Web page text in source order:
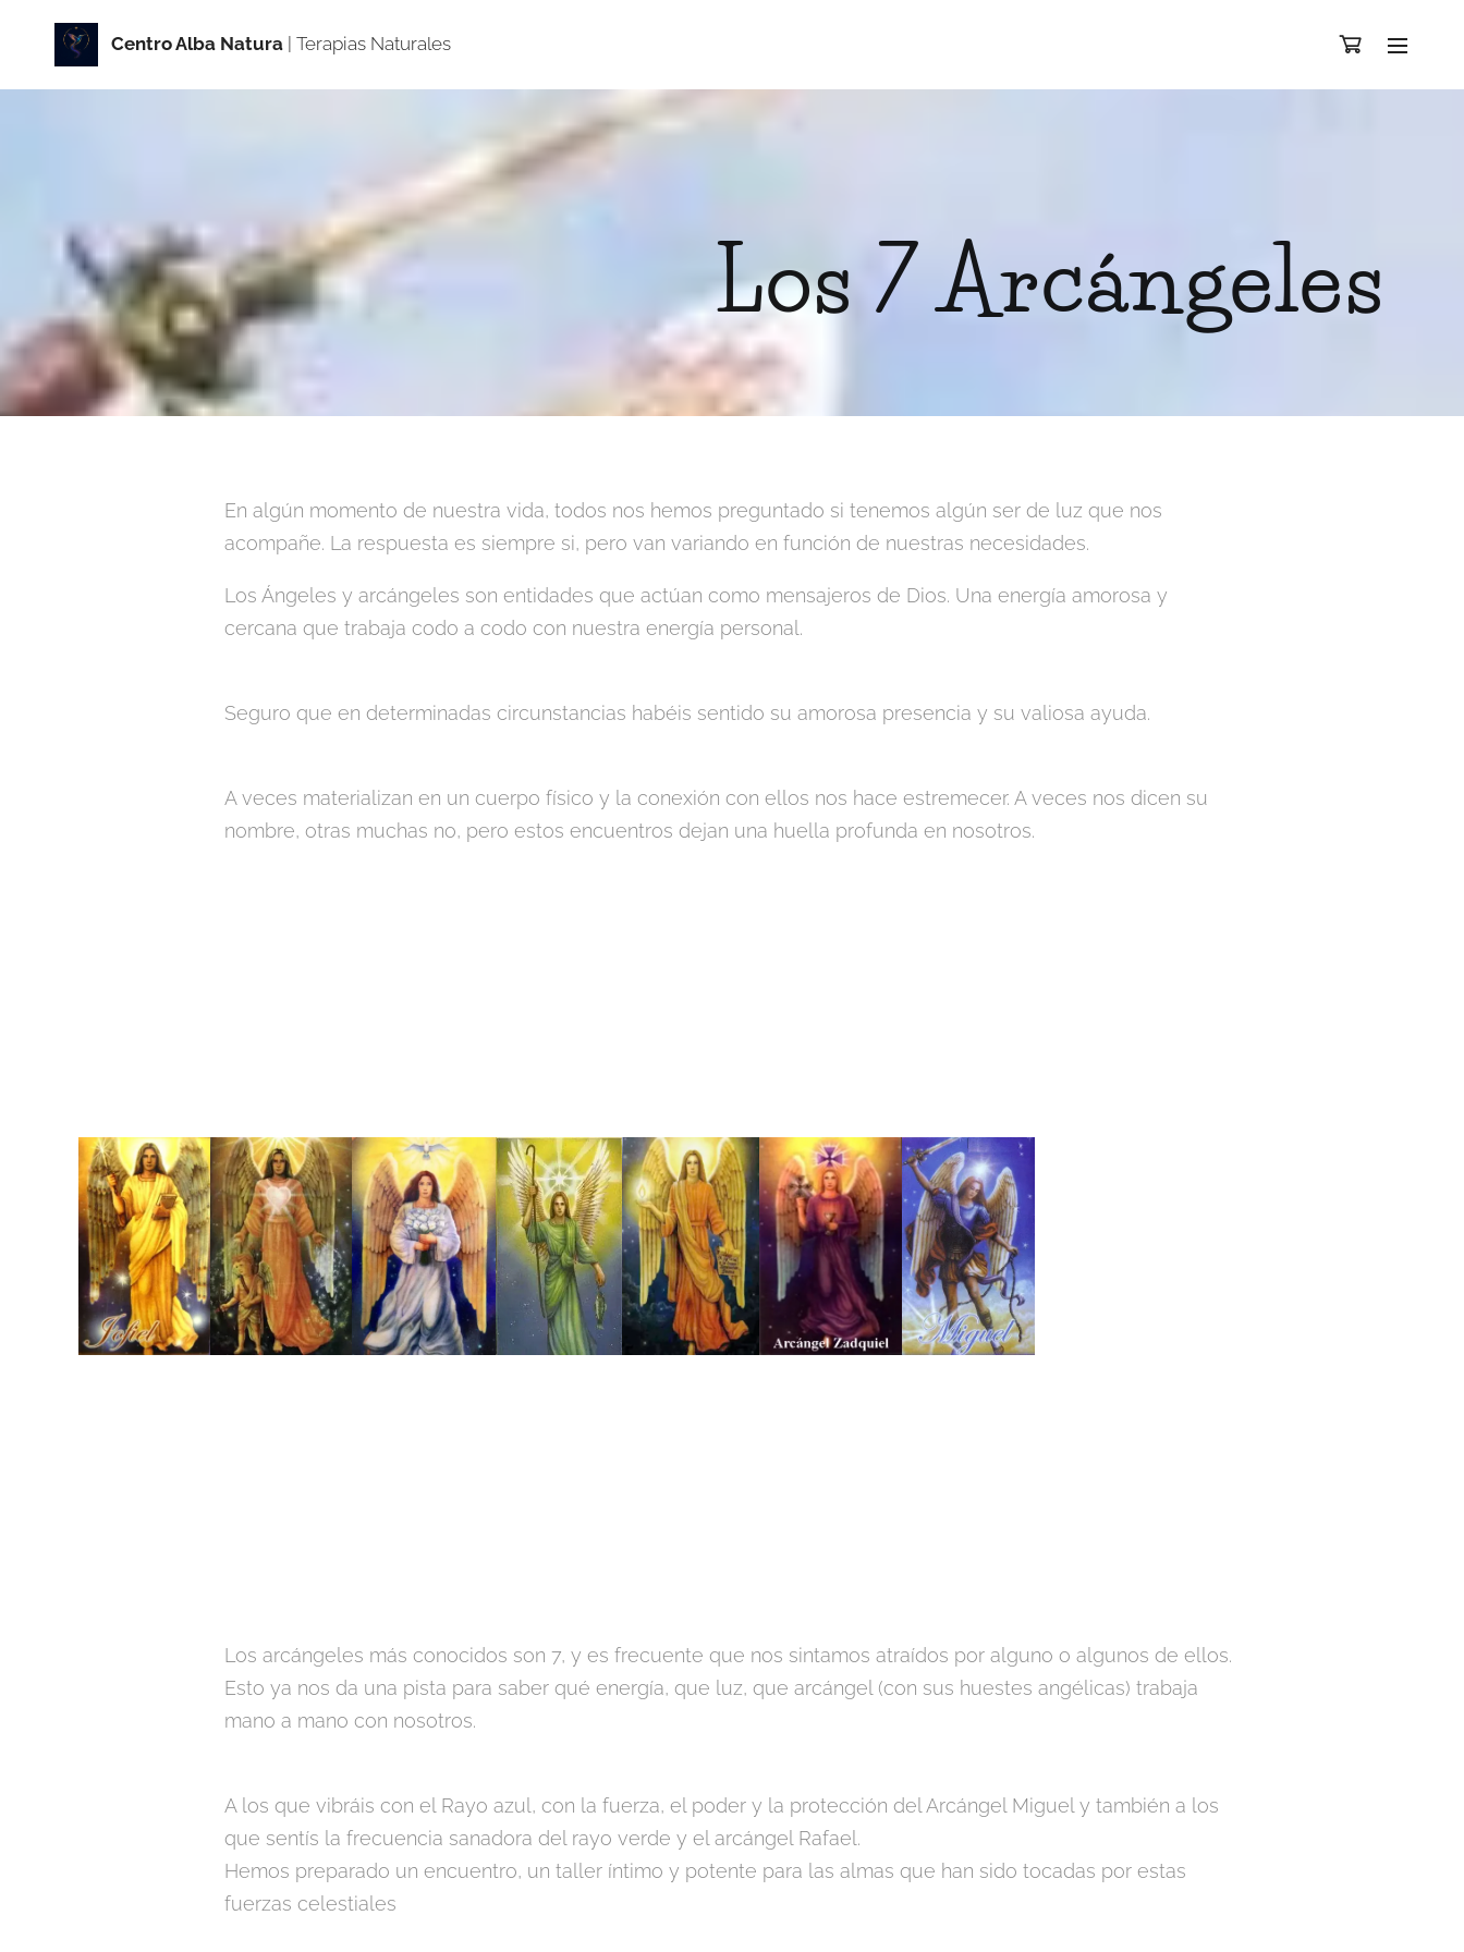
Centro Alba Natura | Terapias Naturales
Los 7 Arcángeles
En algún momento de nuestra vida, todos nos hemos preguntado si tenemos algún ser de luz que nos
acompañe. La respuesta es siempre si, pero van variando en función de nuestras necesidades.
Los Ángeles y arcángeles son entidades que actúan como mensajeros de Dios. Una energía amorosa y
cercana que trabaja codo a codo con nuestra energía personal.
Seguro que en determinadas circunstancias habéis sentido su amorosa presencia y su valiosa ayuda.
A veces materializan en un cuerpo físico y la conexión con ellos nos hace estremecer. A veces nos dicen su
nombre, otras muchas no, pero estos encuentros dejan una huella profunda en nosotros.
Los arcángeles más conocidos son 7, y es frecuente que nos sintamos atraídos por alguno o algunos de ellos.
Esto ya nos da una pista para saber qué energía, que luz, que arcángel (con sus huestes angélicas) trabaja
mano a mano con nosotros.
A los que vibráis con el Rayo azul, con la fuerza, el poder y la protección del Arcángel Miguel y también a los
que sentís la frecuencia sanadora del rayo verde y el arcángel Rafael.
Hemos preparado un encuentro, un taller íntimo y potente para las almas que han sido tocadas por estas
fuerzas celestiales